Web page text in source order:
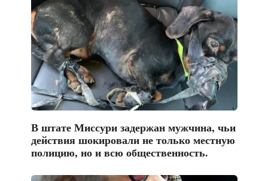
В штате Миссури задержан мужчина, чьи
действия шокировали не только местную
полицию, но и всю общественность.